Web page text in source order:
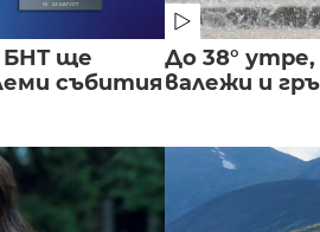
БНТ ще
събития
До 38°
валежи и